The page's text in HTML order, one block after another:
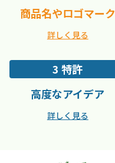
商品名やロゴマーク
詳しく見る
3 特許
高度なアイデア
詳しく見る